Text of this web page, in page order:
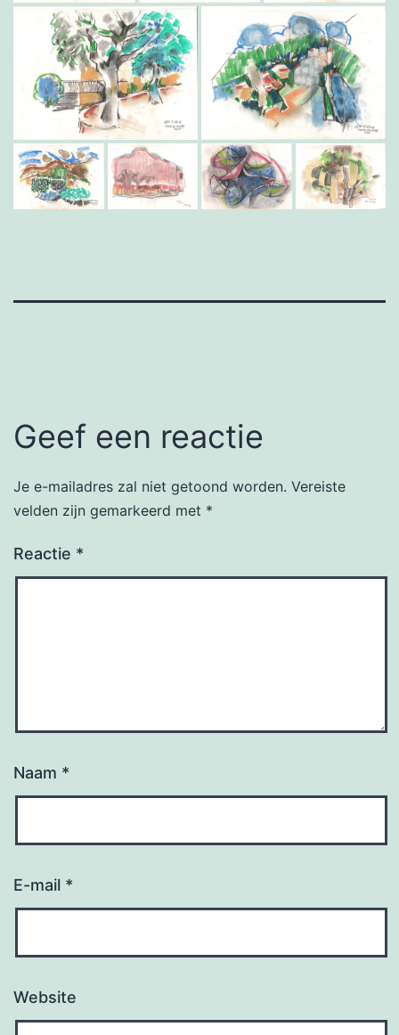
Geef een reactie
Je e-mailadres zal niet getoond worden. Vereiste
velden zijn gemarkeerd met *
Reactie *
Naam *
E-mail *
Website